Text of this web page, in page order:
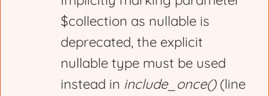
$collection as nullable is
deprecated, the explicit
nullable type must be used
instead in include_once()(line